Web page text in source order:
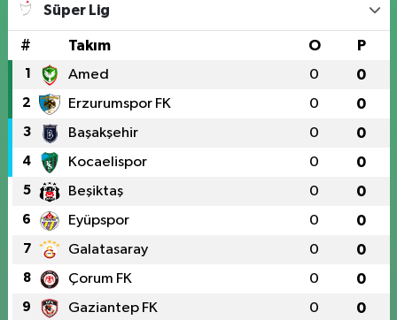
Süper Lig
# Takım O P
1 Amed 0 0
2 Erzurumspor FK 0 0
3 Başakşehir 0 0
4 Kocaelispor 0 0
5 Beşiktaş 0 0
6 Eyüpspor 0 0
7 Galatasaray 0 0
8 Çorum FK 0 0
9 Gaziantep FK 0 0